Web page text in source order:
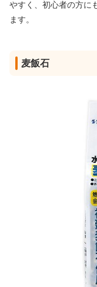
やすく、初心者の方に
ます。
麦飯石